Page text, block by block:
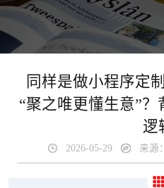
同样是做小程序定
“聚之唯更懂生意”
逻
2026-05-29 来源